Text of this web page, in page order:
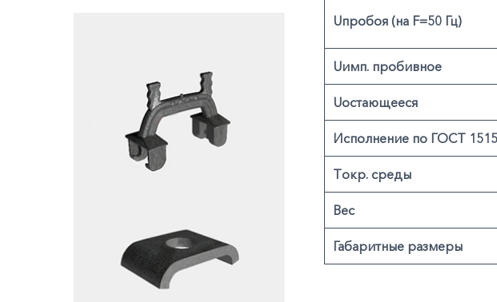
Uпробоя (на F=50 Гц)
Uимп. пробивное
Uостающееся
Исполнение по ГОСТ
Tокр. среды
Вес
Габаритные размеры